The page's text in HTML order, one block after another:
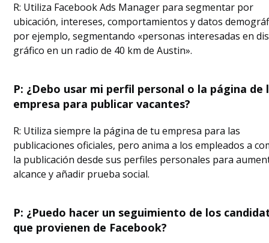
R: Utiliza Facebook Ads Manager para segmentar por
ubicación, intereses, comportamientos y datos
por ejemplo, segmentando «personas interesadas en
gráfico en un radio de 40 km de Austin».
P: ¿Debo usar mi perfil personal o la página de
empresa para publicar vacantes?
R: Utiliza siempre la página de tu empresa para las
publicaciones oficiales, pero anima a los empleados a
la publicación desde sus perfiles personales para
alcance y añadir prueba social.
P: ¿Puedo hacer un seguimiento de los
que provienen de Facebook?